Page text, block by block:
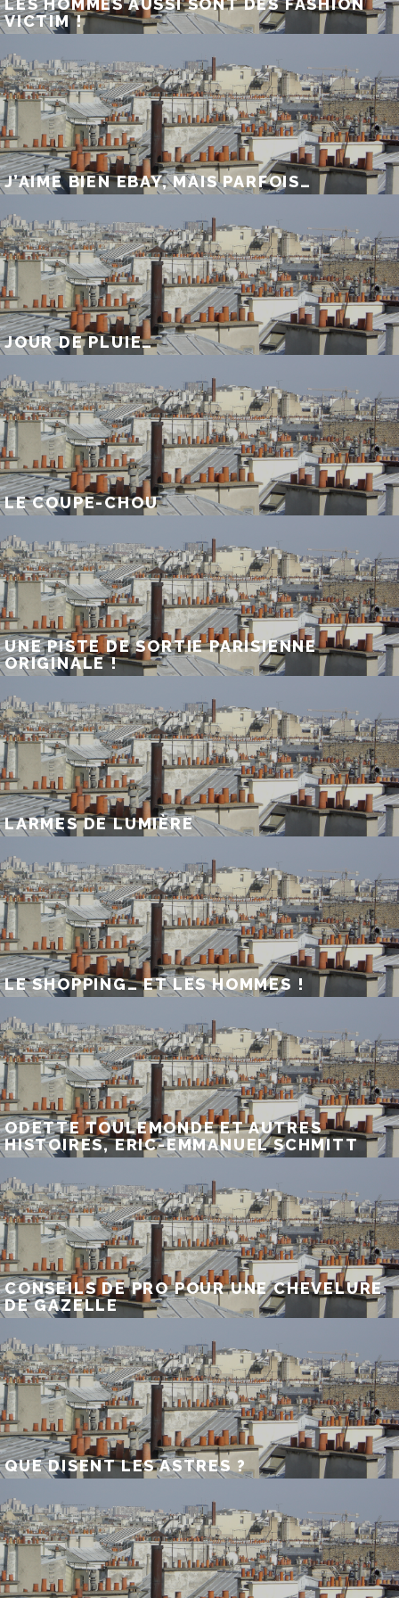
LES HOMMES AUSSI SONT DES FASHION
VICTIM !
J’AIME BIEN EBAY, MAIS PARFOIS…
JOUR DE PLUIE…
LE COUPE-CHOU
UNE PISTE DE SORTIE PARISIENNE
ORIGINALE !
LARMES DE LUMIÈRE
LE SHOPPING… ET LES HOMMES !
ODETTE TOULEMONDE ET AUTRES
HISTOIRES, ERIC-EMMANUEL SCHMITT
CONSEILS DE PRO POUR UNE CHEVELURE
DE GAZELLE
QUE DISENT LES ASTRES ?